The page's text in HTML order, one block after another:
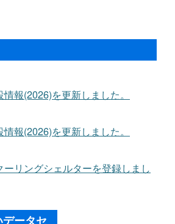
報(2026)を更新しました。
報(2026)を更新しました。
ーリングシェルターを登録しまし
ータセ